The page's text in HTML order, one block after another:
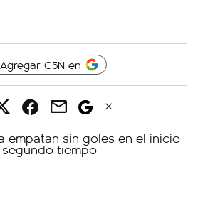
Agregar C5N en